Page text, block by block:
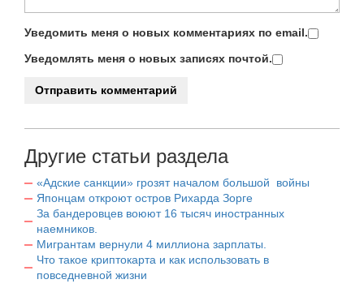
Уведомить меня о новых комментариях по email.
Уведомлять меня о новых записях почтой.
Другие статьи раздела
«Адские санкции» грозят началом большой войны
Японцам откроют остров Рихарда Зорге
За бандеровцев воюют 16 тысяч иностранных
наемников.
Мигрантам вернули 4 миллиона зарплаты.
Что такое криптокарта и как использовать в
повседневной жизни